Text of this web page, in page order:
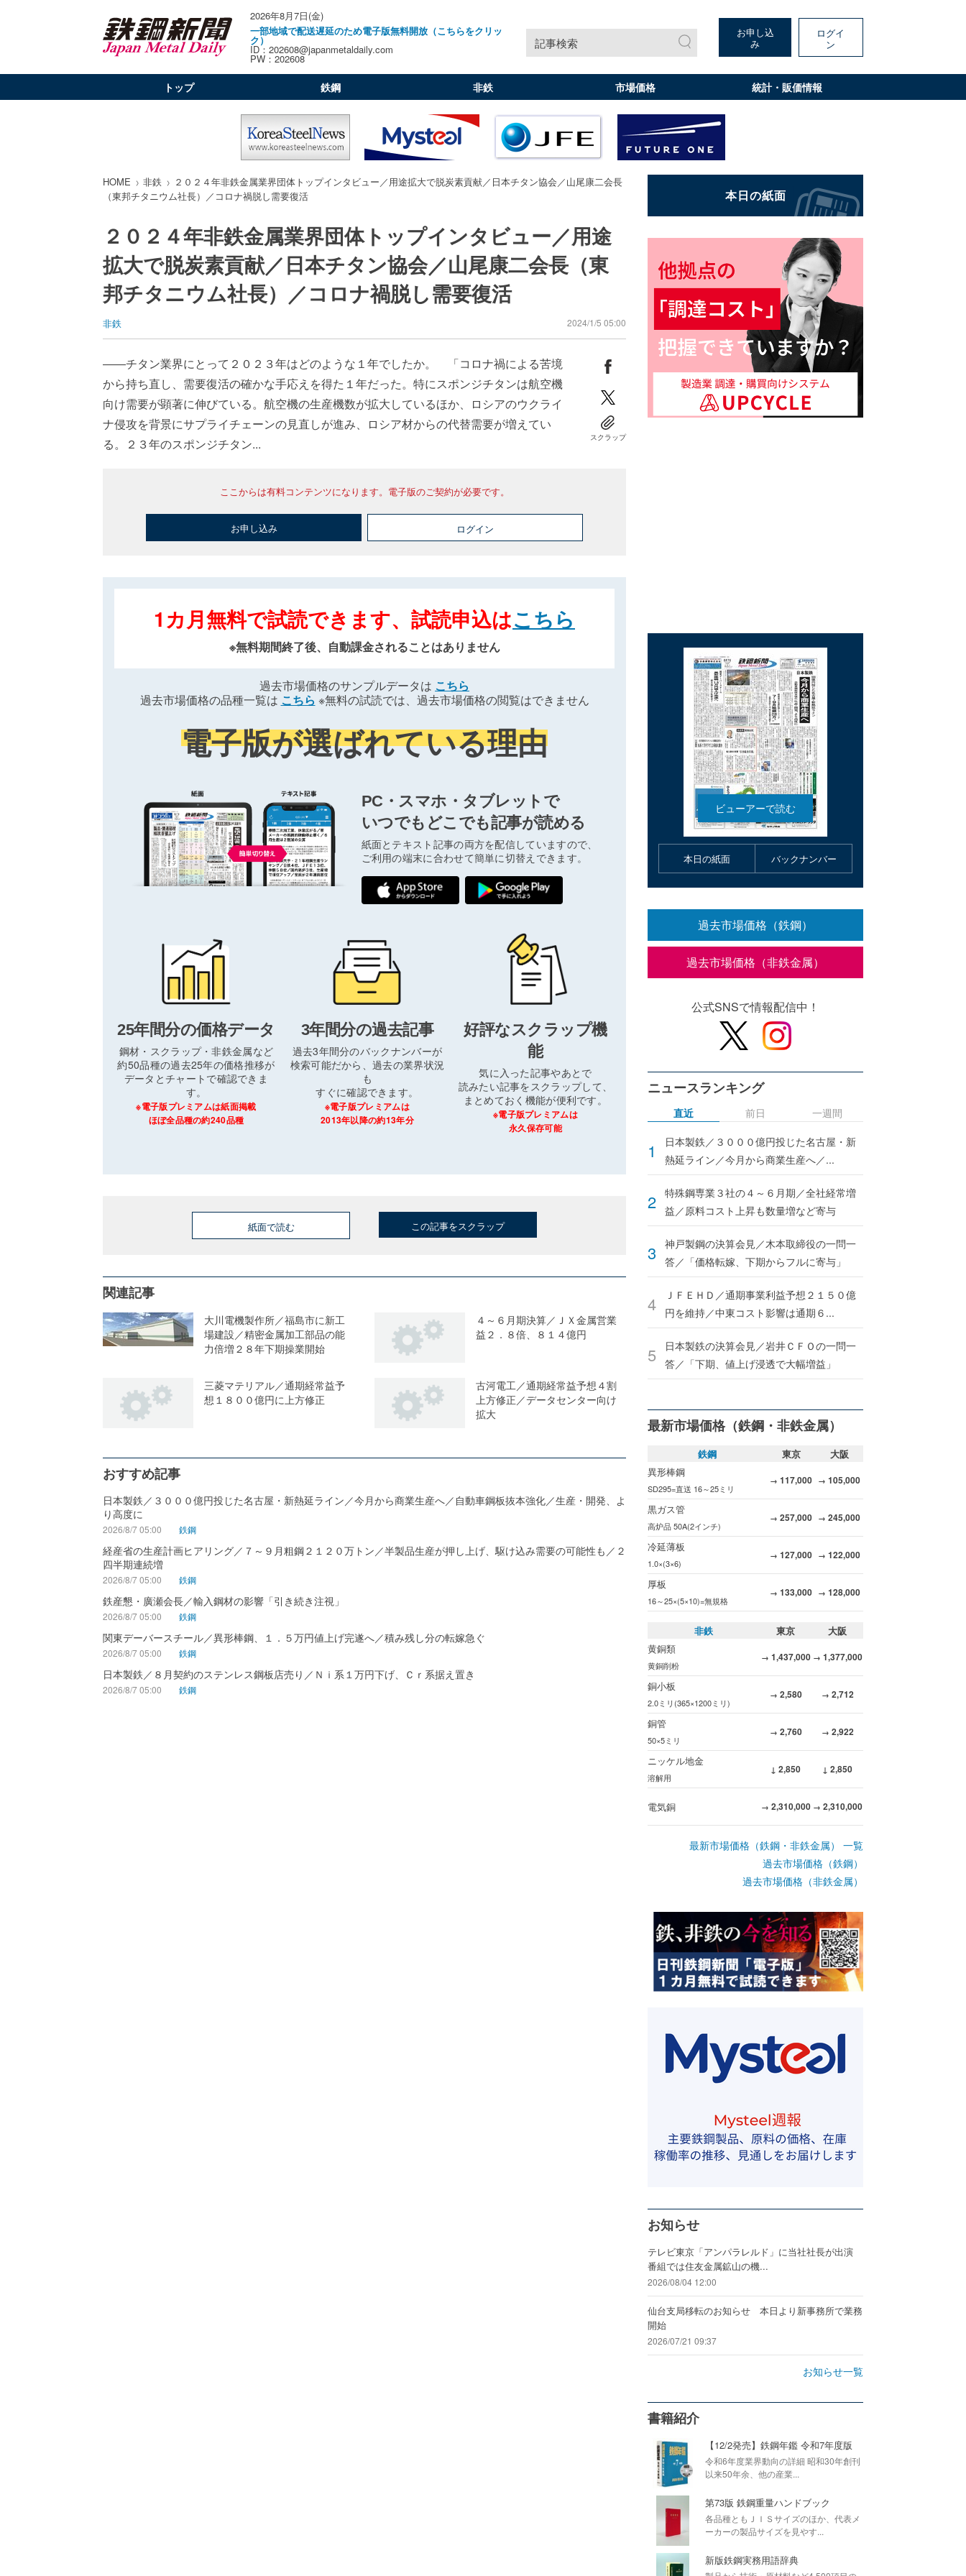
2026年8月7日(金)
一部地域で配送遅延のため電子版無料開放（こちらをクリッ
ク）
ID：202608@japanmetaldaily.com
PW：202608
記事検索
お申し込
み
ログイ
ン
トップ 鉄鋼 非鉄 市場価格 統計・販価情報
HOME 非鉄
２０２４年非鉄金属業界団体トップインタビュー／用途拡大で脱炭素貢献／日本チタン協会／山尾康二会長
（東邦チタニウム社長）／コロナ禍脱し需要復活
２０２４年非鉄金属業界団体トップインタビュー／用途
拡大で脱炭素貢献／日本チタン協会／山尾康二会長（東
邦チタニウム社長）／コロナ禍脱し需要復活
非鉄 2024/1/5 05:00
――チタン業界にとって２０２３年はどのような１年でしたか。 「コロナ禍による苦境
から持ち直し、需要復活の確かな手応えを得た１年だった。特にスポンジチタンは航空機
向け需要が顕著に伸びている。航空機の生産機数が拡大しているほか、ロシアのウクライ
ナ侵攻を背景にサプライチェーンの見直しが進み、ロシア材からの代替需要が増えてい
る。２３年のスポンジチタン...
スクラップ
ここからは有料コンテンツになります。電子版のご契約が必要です。
お申し込み ログイン
1カ月無料で試読できます、試読申込はこちら
※無料期間終了後、自動課金されることはありません
過去市場価格のサンプルデータは こちら
過去市場価格の品種一覧は こちら ※無料の試読では、過去市場価格の閲覧はできません
電子版が選ばれている理由
PC・スマホ・タブレットで
いつでもどこでも記事が読める
紙面とテキスト記事の両方を配信していますので、
ご利用の端末に合わせて簡単に切替えできます。
25年間分の価格データ
鋼材・スクラップ・非鉄金属など
約50品種の過去25年の価格推移が
データとチャートで確認できま
す。
※電子版プレミアムは紙面掲載
ほぼ全品種の約240品種
3年間分の過去記事
過去3年間分のバックナンバーが
検索可能だから、過去の業界状況
も
すぐに確認できます。
※電子版プレミアムは
2013年以降の約13年分
好評なスクラップ機
能
気に入った記事やあとで
読みたい記事をスクラップして、
まとめておく機能が便利です。
※電子版プレミアムは
永久保存可能
紙面で読む この記事をスクラップ
関連記事
大川電機製作所／福島市に新工
場建設／精密金属加工部品の能
力倍増２８年下期操業開始
４～６月期決算／ＪＸ金属営業
益２．８倍、８１４億円
三菱マテリアル／通期経常益予
想１８００億円に上方修正
古河電工／通期経常益予想４割
上方修正／データセンター向け
拡大
おすすめ記事
日本製鉄／３０００億円投じた名古屋・新熱延ライン／今月から商業生産へ／自動車鋼板抜本強化／生産・開発、よ
り高度に
2026/8/7 05:00 鉄鋼
経産省の生産計画ヒアリング／７～９月粗鋼２１２０万トン／半製品生産が押し上げ、駆け込み需要の可能性も／２
四半期連続増
2026/8/7 05:00 鉄鋼
鉄産懇・廣瀬会長／輸入鋼材の影響「引き続き注視」
2026/8/7 05:00 鉄鋼
関東デーバースチール／異形棒鋼、１．５万円値上げ完遂へ／積み残し分の転嫁急ぐ
2026/8/7 05:00 鉄鋼
日本製鉄／８月契約のステンレス鋼板店売り／Ｎｉ系１万円下げ、Ｃｒ系据え置き
2026/8/7 05:00 鉄鋼
本日の紙面 バックナンバー
過去市場価格（鉄鋼）
過去市場価格（非鉄金属）
公式SNSで情報配信中！
ニュースランキング
直近
日本製鉄／３０００億円投じた名古屋・新
熱延ライン／今月から商業生産へ／...
特殊鋼専業３社の４～６月期／全社経常増
益／原料コスト上昇も数量増など寄与
神戸製鋼の決算会見／木本取締役の一問一
答／「価格転嫁、下期からフルに寄与」
ＪＦＥＨＤ／通期事業利益予想２１５０億
円を維持／中東コスト影響は通期６...
日本製鉄の決算会見／岩井ＣＦＯの一問一
答／「下期、値上げ浸透で大幅増益」
前日 一週間
最新市場価格（鉄鋼・非鉄金属）
鉄鋼 東京
大阪
異形棒鋼
SD295=直送 16～25ミリ
→ 117,000 → 105,000
黒ガス管
高炉品 50A(2インチ)
→ 257,000 → 245,000
冷延薄板
1.0×(3×6)
→ 127,000 → 122,000
厚板
16～25×(5×10)=無規格
→ 133,000 → 128,000
非鉄 東京
大阪
黄銅類
黄銅削粉
→ 1,437,000 → 1,377,000
銅小板
2.0ミリ(365×1200ミリ)
→ 2,580 → 2,712
銅管
50×5ミリ
→ 2,760 → 2,922
ニッケル地金
溶解用
↓ 2,850 ↓ 2,850
電気銅 → 2,310,000 → 2,310,000
最新市場価格（鉄鋼・非鉄金属） 一覧
過去市場価格（鉄鋼）
過去市場価格（非鉄金属）
お知らせ
テレビ東京「アンパラレルド」に当社社長が出演
番組では住友金属鉱山の機...
2026/08/04 12:00
仙台支局移転のお知らせ 本日より新事務所で業務
開始
2026/07/21 09:37
お知らせ一覧
書籍紹介
【12/2発売】鉄鋼年鑑 令和7年度版
令和6年度業界動向の詳細 昭和30年創刊
以来50年余、他の産業...
第73版 鉄鋼重量ハンドブック
各品種ともＪＩＳサイズのほか、代表メ
ーカーの製品サイズを見やす...
新版鉄鋼実務用語辞典